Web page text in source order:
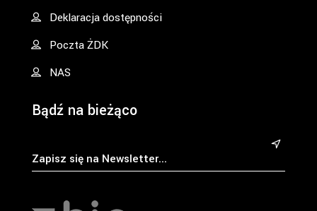
Deklaracja dostępności
Poczta ŻDK
NAS
Bądź na bieżąco
&